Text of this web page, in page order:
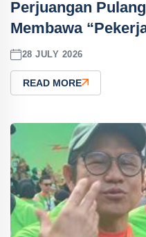
Perjuangan
Membawa
28 JULY 2026
READ MORE